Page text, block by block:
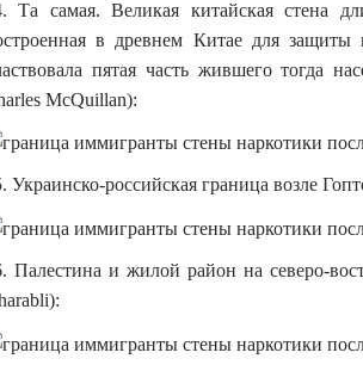
Та самая. Великая китайская
в древнем Китае для защиты
пятая часть жившего тогда
McQuillan):
Украинско-российская граница возле
Палестина и жилой район на северо-